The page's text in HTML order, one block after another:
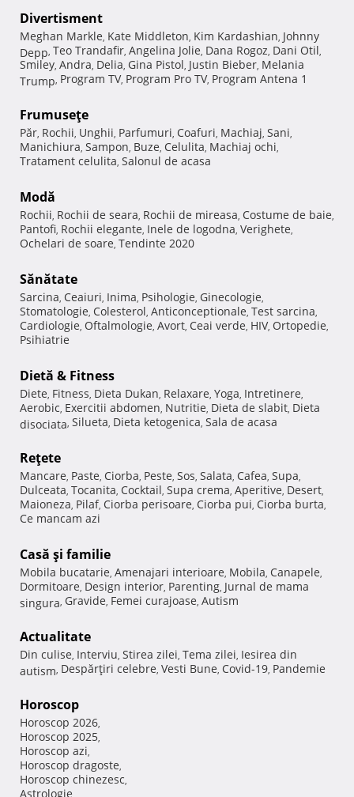
Divertisment
Meghan Markle, Kate Middleton, Kim Kardashian, Johnny
Depp, Teo Trandafir, Angelina Jolie, Dana Rogoz, Dani Otil,
Smiley, Andra, Delia, Gina Pistol, Justin Bieber, Melania
Trump, Program TV, Program Pro TV, Program Antena 1
Frumuseţe
Păr, Rochii, Unghii, Parfumuri, Coafuri, Machiaj, Sani,
Manichiura, Sampon, Buze, Celulita, Machiaj ochi,
Tratament celulita, Salonul de acasa
Modă
Rochii, Rochii de seara, Rochii de mireasa, Costume de baie,
Pantofi, Rochii elegante, Inele de logodna, Verighete,
Ochelari de soare, Tendinte 2020
Sănătate
Sarcina, Ceaiuri, Inima, Psihologie, Ginecologie,
Stomatologie, Colesterol, Anticonceptionale, Test sarcina,
Cardiologie, Oftalmologie, Avort, Ceai verde, HIV, Ortopedie,
Psihiatrie
Dietă & Fitness
Diete, Fitness, Dieta Dukan, Relaxare, Yoga, Intretinere,
Aerobic, Exercitii abdomen, Nutritie, Dieta de slabit, Dieta
disociata, Silueta, Dieta ketogenica, Sala de acasa
Reţete
Mancare, Paste, Ciorba, Peste, Sos, Salata, Cafea, Supa,
Dulceata, Tocanita, Cocktail, Supa crema, Aperitive, Desert,
Maioneza, Pilaf, Ciorba perisoare, Ciorba pui, Ciorba burta,
Ce mancam azi
Casă şi familie
Mobila bucatarie, Amenajari interioare, Mobila, Canapele,
Dormitoare, Design interior, Parenting, Jurnal de mama
singura, Gravide, Femei curajoase, Autism
Actualitate
Din culise, Interviu, Stirea zilei, Tema zilei, Iesirea din
autism, Despărţiri celebre, Vesti Bune, Covid-19, Pandemie
Horoscop
Horoscop 2026,
Horoscop 2025,
Horoscop azi,
Horoscop dragoste,
Horoscop chinezesc,
Astrologie